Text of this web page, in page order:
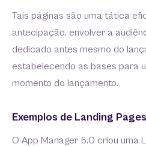
Tais páginas são uma tática
antecipação, envolver a
dedicado antes mesmo do
estabelecendo as bases para
momento do lançamento.
Exemplos de Landing
O App Manager 5.0 criou uma